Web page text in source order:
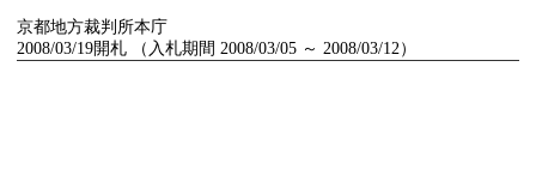
京都地方裁判所本庁
2008/03/19開札 （入札期間 2008/03/05 ～ 2008/03/12）